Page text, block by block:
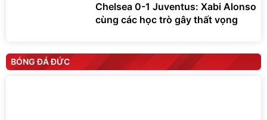
Chelsea 0-1 Juventus: Xabi Alonso
cùng các học trò gây thất vọng
BÓNG ĐÁ ĐỨC